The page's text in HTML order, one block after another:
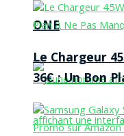
ONE
Le Chargeur
36€ : Un Bon